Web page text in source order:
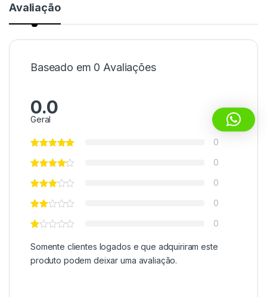
Avaliação
Baseado em 0 Avaliações
0.0
Geral
0
0
0
0
0
Somente clientes logados e que adquiriram este
produto podem deixar uma avaliação.